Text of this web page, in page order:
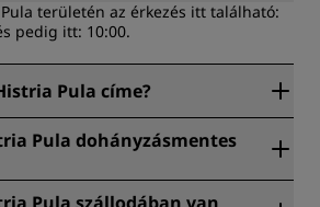
területén az érkezés itt található:
pedig itt: 10:00.
Pula címe?
Pula dohányzásmentes